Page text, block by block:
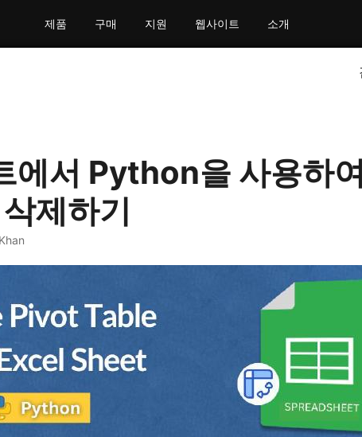
제품 구매 지원 웹사이트 소개
에서 Python을 사용하
제하기